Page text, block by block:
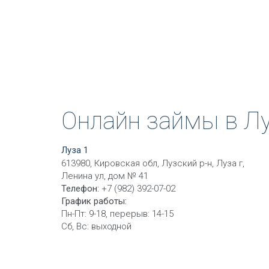
Онлайн займы в
Луза 1
613980, Кировская обл, Лузский р-н, Луза г,
Ленина ул, дом № 41
Телефон: +7 (982) 392-07-02
График работы:
Пн-Пт: 9-18, перерыв: 14-15
Сб, Вс: выходной